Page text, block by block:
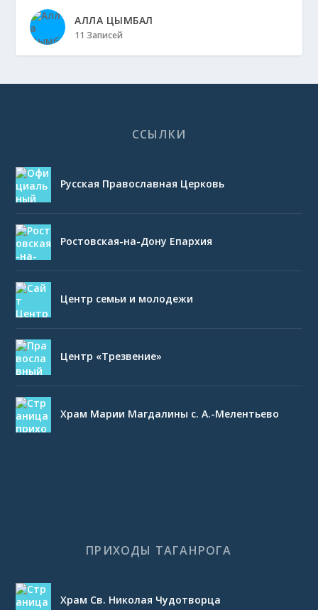
АЛЛА ЦЫМБАЛ
11 Записей
ССЫЛКИ
Русская Православная Церковь
Ростовская-на-Дону Епархия
Центр семьи и молодежи
Центр «Трезвение»
Храм Марии Магдалины с. А.-Мелентьево
ПРИХОДЫ ТАГАНРОГА
Храм Св. Николая Чудотворца